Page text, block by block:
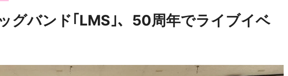
グバンド｢LMS｣、50周年でライブイベ